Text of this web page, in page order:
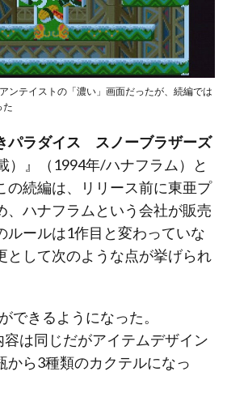
ンテイストの「濃い」画面だったが、続編では
た
パラダイス スノーブラザーズ
）』（1994年/ハナフラム）と
の続編は、リリース前に東亜プ
、ハナフラムという会社が販売
ルールは1作目と変わっていな
として次のような点が挙げられ
きるようになった。
は同じだがアイテムデザイン
から3種類のカクテルになっ